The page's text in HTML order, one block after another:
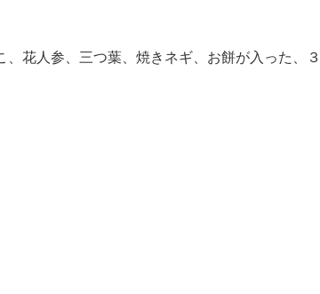
花人参、三つ葉、焼きネギ、お餅が入った、３